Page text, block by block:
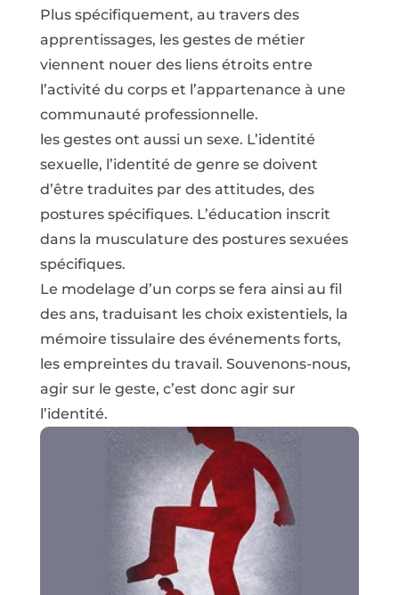
Plus spécifiquement, au travers des
apprentissages, les gestes de métier
viennent nouer des liens étroits entre
l’activité du corps et l’appartenance à une
communauté professionnelle.
les gestes ont aussi un sexe. L’identité
sexuelle, l’identité de genre se doivent
d’être traduites par des attitudes, des
postures spécifiques. L’éducation inscrit
dans la musculature des postures sexuées
spécifiques.
Le modelage d’un corps se fera ainsi au fil
des ans, traduisant les choix existentiels, la
mémoire tissulaire des événements forts,
les empreintes du travail. Souvenons-nous,
agir sur le geste, c’est donc agir sur
l’identité.